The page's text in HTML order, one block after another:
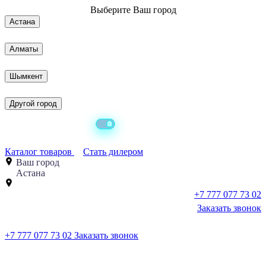
Выберите Ваш город
Астана
Алматы
Шымкент
Другой город
Каталог товаров
Стать дилером
Ваш город
Астана
+7 777 077 73 02
Заказать звонок
+7 777 077 73 02 Заказать звонок